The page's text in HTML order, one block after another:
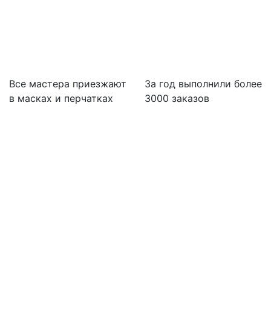
Все мастера приезжают
в масках и перчатках
За год выполнили более
3000 заказов